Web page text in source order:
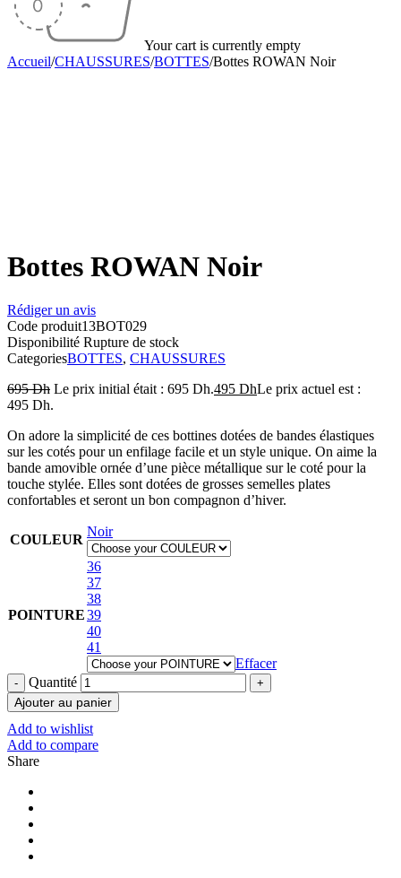
Your cart is currently empty
Accueil/CHAUSSURES/BOTTES/Bottes ROWAN Noir
Bottes ROWAN Noir
Rédiger un avis
Code produit13BOT029
Disponibilité Rupture de stock
CategoriesBOTTES, CHAUSSURES
695Dh Le prix initial était : 695 Dh.495 DhLe prix actuel est :
495 Dh.
On adore la simplicité de ces bottines dotées de bandes élastiques
sur les cotés pour un enfilage facile et un style unique. On aime la
bande amovible ornée d’une pièce métallique sur le coté pour la
touche stylée. Elles sont dotées de grosses semelles plates
confortables et seront un bon compagnon d’hiver.
COULEUR
Noir
POINTURE
36
37
38
39
40
41
Effacer
Quantité
Ajouter au panier
Add to wishlist
Add to compare
Share